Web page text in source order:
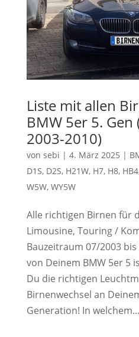
Liste mit allen
BMW 5er 5. Gen
2003-2010)
von sebi | 4. März 2025 |
D1S, D2S, H21W, H7, H8, HB4
W5W, WY5W
Alle richtigen Birnen für
Limousine, Touring /
Bauzeitraum 07/2003
von Deinem BMW 5er 5
Du die richtigen
Birnenwechsel an
Generation! In welchem...